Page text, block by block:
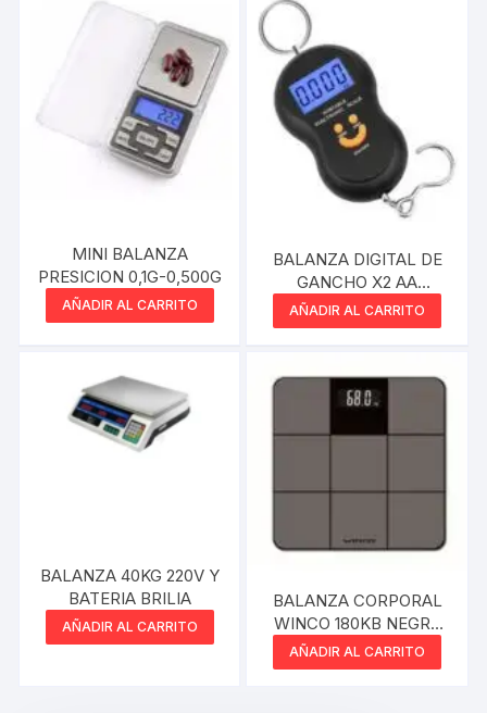
MINI BALANZA
PRESICION 0,1G-0,500G
AÑADIR AL CARRITO
BALANZA DIGITAL DE
GANCHO X2 AA
INCLUIDA
AÑADIR AL CARRITO
BALANZA 40KG 220V Y
BATERIA BRILIA
AÑADIR AL CARRITO
BALANZA CORPORAL
WINCO 180KB NEGRA
X3 AAA NO INCLUIDAS
AÑADIR AL CARRITO